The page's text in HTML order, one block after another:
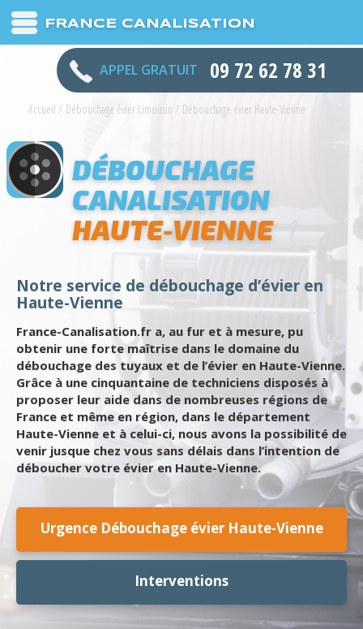
FRANCE CANALISATION
APPEL GRATUIT 09 72 62 78 31
Accueil / Débouchage évier Limousin / Débouchage évier Haute-Vienne
DÉBOUCHAGE
CANALISATION
HAUTE-VIENNE
Notre service de débouchage d’évier en
Haute-Vienne
France-Canalisation.fr a, au fur et à mesure, pu
obtenir une forte maîtrise dans le domaine du
débouchage des tuyaux et de l’évier en Haute-Vienne.
Grâce à une cinquantaine de techniciens disposés à
proposer leur aide dans de nombreuses régions de
France et même en région, dans le département
Haute-Vienne et à celui-ci, nous avons la possibilité de
venir jusque chez vous sans délais dans l’intention de
déboucher votre évier en Haute-Vienne.
Urgence Débouchage évier Haute-Vienne
Interventions